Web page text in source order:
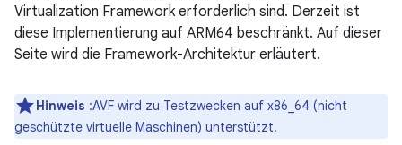
Virtualization Framework erforderlich sind. Derzeit ist
diese Implementierung auf ARM64 beschränkt. Auf dieser
Seite wird die Framework-Architektur erläutert.
Hinweis :AVF wird zu Testzwecken auf x86_64 (nicht
geschützte virtuelle Maschinen) unterstützt.